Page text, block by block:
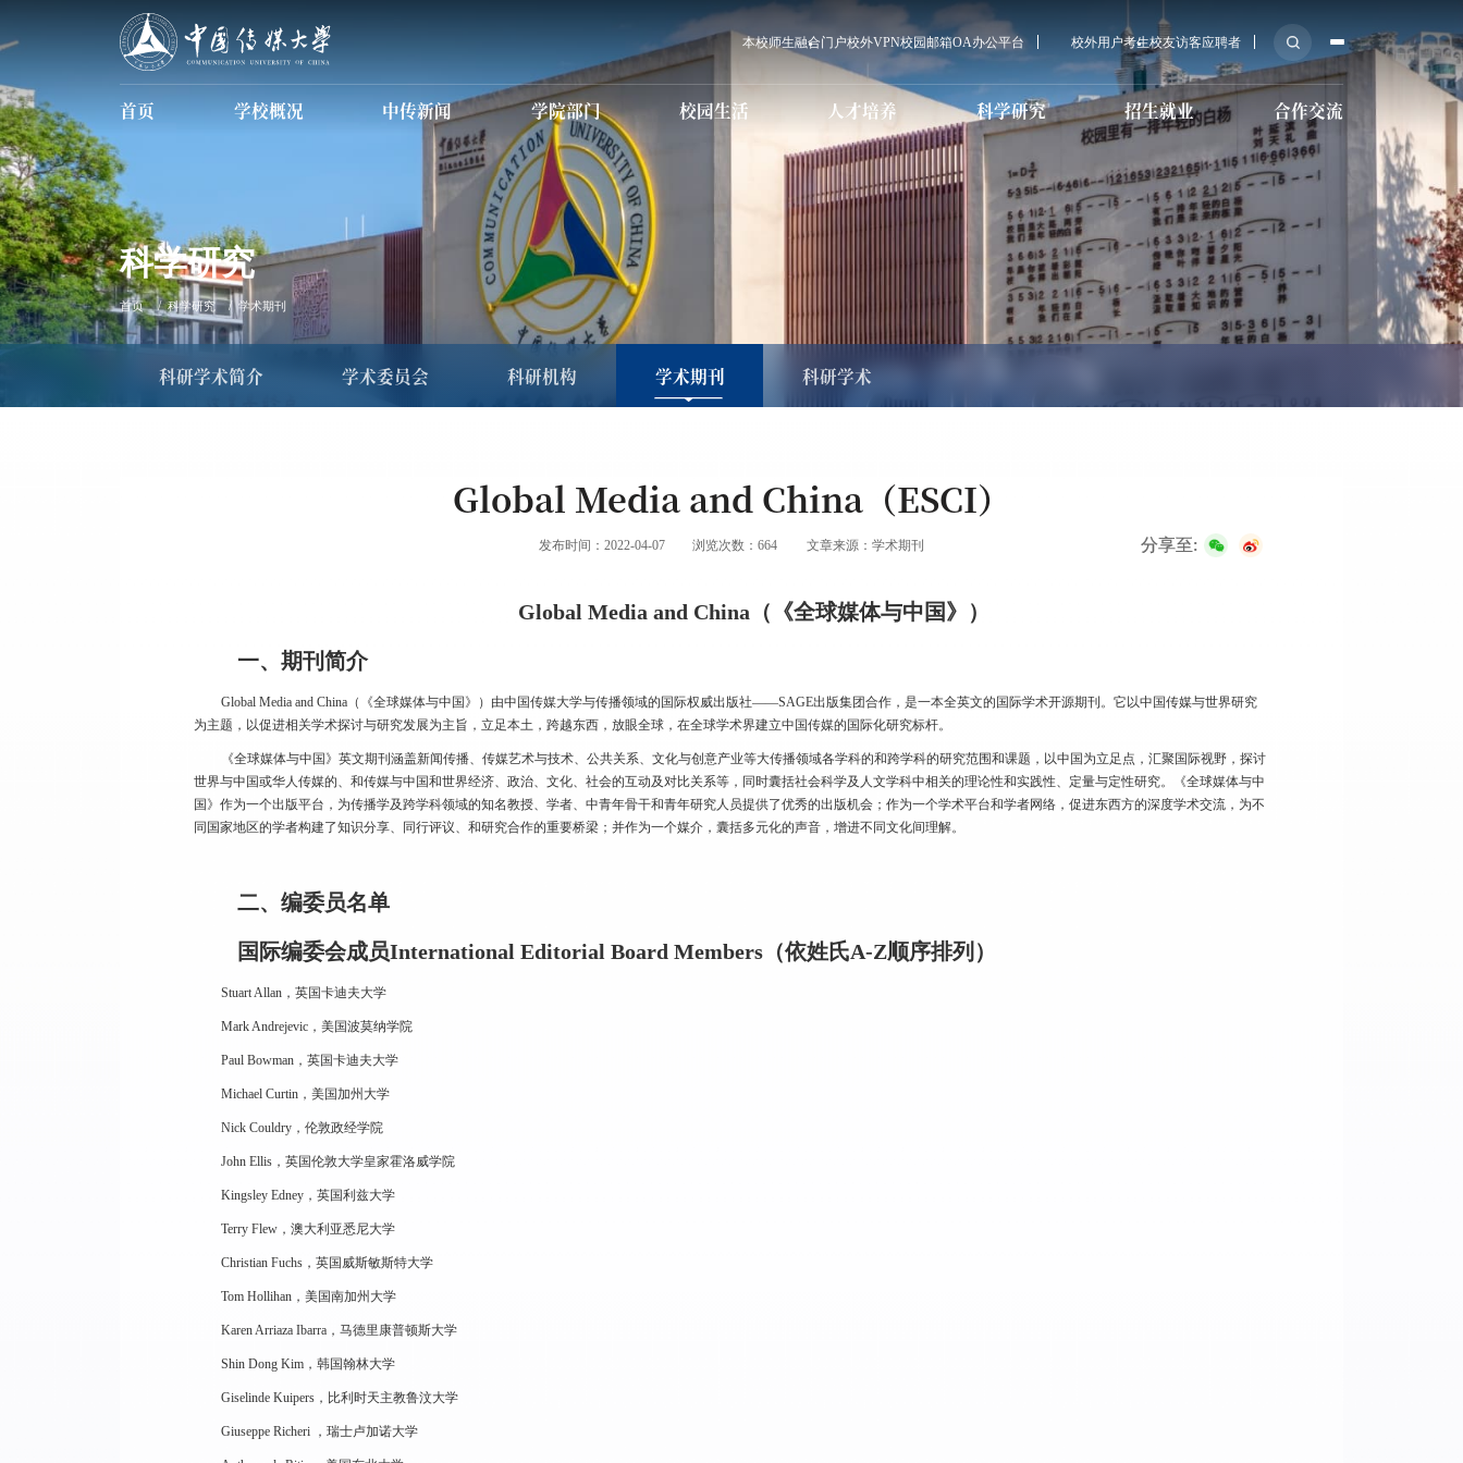
本校师生融合门户校外VPN校园邮箱OA办公平台 校外用户考生校友访客应聘者
首页 学校概况
现任领导
学校章程
数据中传
中传新闻 学院部门
党群职能部门
直（附）属单位
教学科研单位
校园生活
设备仪器场馆预约
后勤服务
校医院
人才培养
本科生教育
师资队伍
学历继续教育
国际传媒教育
高等职业技术教育
MBA人才培养
科学研究
学术委员会
科研机构
科学研究处 科研学术
招生就业
研究生招生 培训教育招生
学历继续教育招生
国际传媒教育学院招
国际预科招生
国际学生招生
MPA招生
合作交流
国内合作
传媒大学教育基金会
教育发展中心
教育服务中心
科学研究
首页 科学研究 学术期刊
科研学术简介 学术委员会 科研机构 学术期刊 科研学术
Global Media and China（ESCI）
发布时间：2022-04-07 浏览次数： 664 文章来源：学术期刊 分享至:
Global Media and China（《全球媒体与中国》）
一、期刊简介
Global Media and China（《全球媒体与中国》）由中国传媒大学与传播领域的国际权威出版社——SAGE出版集团合作，是一本全英文的国际学术开源期刊。它以中国传媒与世界研究
为主题，以促进相关学术探讨与研究发展为主旨，立足本土，跨越东西，放眼全球，在全球学术界建立中国传媒的国际化研究标杆。
《全球媒体与中国》英文期刊涵盖新闻传播、传媒艺术与技术、公共关系、文化与创意产业等大传播领域各学科的和跨学科的研究范围和课题，以中国为立足点，汇聚国际视野，探讨
世界与中国或华人传媒的、和传媒与中国和世界经济、政治、文化、社会的互动及对比关系等，同时囊括社会科学及人文学科中相关的理论性和实践性、定量与定性研究。《全球媒体与中
国》作为一个出版平台，为传播学及跨学科领域的知名教授、学者、中青年骨干和青年研究人员提供了优秀的出版机会；作为一个学术平台和学者网络，促进东西方的深度学术交流，为不
同国家地区的学者构建了知识分享、同行评议、和研究合作的重要桥梁；并作为一个媒介，囊括多元化的声音，增进不同文化间理解。
二、编委员名单
国际编委会成员International Editorial Board Members（依姓氏A-Z顺序排列）
Stuart Allan，英国卡迪夫大学
Mark Andrejevic，美国波莫纳学院
Paul Bowman，英国卡迪夫大学
Michael Curtin，美国加州大学
Nick Couldry，伦敦政经学院
John Ellis，英国伦敦大学皇家霍洛威学院
Kingsley Edney，英国利兹大学
Terry Flew，澳大利亚悉尼大学
Christian Fuchs，英国威斯敏斯特大学
Tom Hollihan，美国南加州大学
Karen Arriaza Ibarra，马德里康普顿斯大学
Shin Dong Kim，韩国翰林大学
Giselinde Kuipers，比利时天主教鲁汶大学
Giuseppe Richeri ，瑞士卢加诺大学